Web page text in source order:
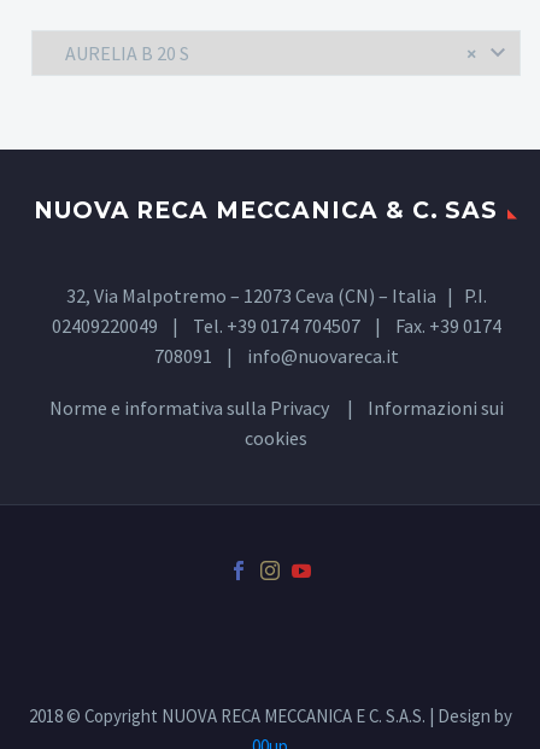
×
AURELIA B 20 S
NUOVA RECA MECCANICA & C. SAS
32, Via Malpotremo – 12073 Ceva (CN) – Italia | P.I.
02409220049 | Tel. +39 0174 704507 | Fax. +39 0174
708091 | info@nuovareca.it
Norme e informativa sulla Privacy| Informazioni sui
cookies
2018 © Copyright NUOVA RECA MECCANICA E C. S.A.S. | Design by